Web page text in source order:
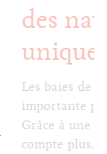
des
Les baies de
importante
Grâce à une
compte plus.